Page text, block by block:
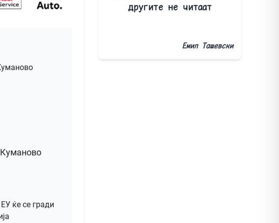
Куманово
другите не читаат
Емил Ташевски